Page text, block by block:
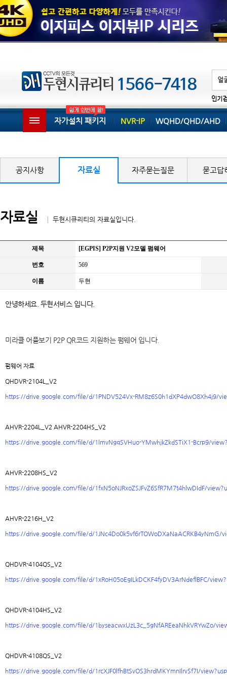
인기
자가설치 패키지 NVR-IP WQHD/QHD/AHD
공지사항 자료실 자주묻는질문 묻고답
자료실 │ 두현시큐리티의 자료실입니다.
제목 [EGPIS] P2P지원 V2모델 펌웨어
번호 569
이름 두현
안녕하세요. 두현서비스 입니다.
미라클 어플보기 P2P QR코드 지원하는 펌웨어 입니다.
펌웨어 자료
QHDVR-2104L_V2
https://drive.google.com/file/d/1PNDV524Vx-RM8z6S0h1dXP4dwO8Xh4j9/
AHVR-2204L_V2 AHVR-2204HS_V2
https://drive.google.com/file/d/1lmvNgqSVHuo-YMwhjkZkdSTiX1-Bcrp9/
AHVR-2208HS_V2
https://drive.google.com/file/d/1fxN5oNJRxoZSJFvZ6SfR7M7t4hlwDIdF/
AHVR-2216H_V2
https://drive.google.com/file/d/1JNc4Do0k5vf6rTOWoDXaNaACRKB4yNmG/
QHDVR-4104QS_V2
https://drive.google.com/file/d/1xRoH05oEgILkDCKF4fyDV3ArNdeflBFC/
QHDVR-4104HS_V2
https://drive.google.com/file/d/1byseacwxUzL3c_5gNfAREeaNhkVRYwZo/
QHDVR-4108QS_V2
https://drive.google.com/file/d/1rcXJF0lfhBtSvOS3hrdMKYmnIlrvSf7I/